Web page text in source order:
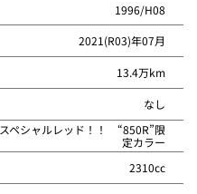
1996/H08
2021(R03)年07月
13.4万km
なし
スペシャルレッド！！ “850R”限
定カラー
2310cc